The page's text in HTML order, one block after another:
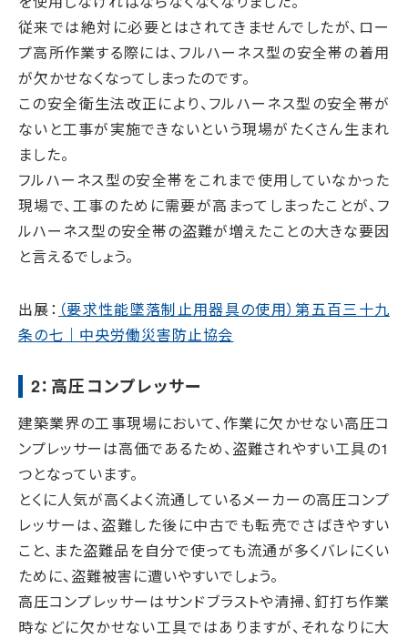
従来では絶対に必要とはされてきませんでしたが、ロー
プ高所作業する際には、フルハーネス型の安全帯の着用
が欠かせなくなってしまったのです。
この安全衛生法改正により、フルハーネス型の安全帯が
ないと工事が実施できないという現場がたくさん生まれ
ました。
フルハーネス型の安全帯をこれまで使用していなかった
現場で、工事のために需要が高まってしまったことが、フ
ルハーネス型の安全帯の盗難が増えたことの大きな要因
と言えるでしょう。
出展： （要求性能墜落制止用器具の使用）第五百三十九
条の七｜中央労働災害防止協会
2：高圧コンプレッサー
建築業界の工事現場において、作業に欠かせない高圧コ
ンプレッサーは高価であるため、盗難されやすい工具の1
つとなっています。
とくに人気が高くよく流通しているメーカーの高圧コンプ
レッサーは、盗難した後に中古でも転売でさばきやすい
こと、また盗難品を自分で使っても流通が多くバレにくい
ために、盗難被害に遭いやすいでしょう。
高圧コンプレッサーはサンドブラストや清掃、釘打ち作業
時などに欠かせない工具ではありますが、それなりに大